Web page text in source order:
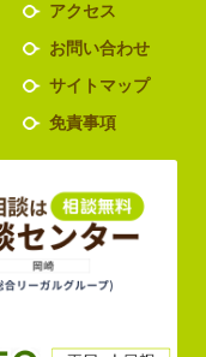
アクセス
お問い合わせ
サイトマップ
免責事項